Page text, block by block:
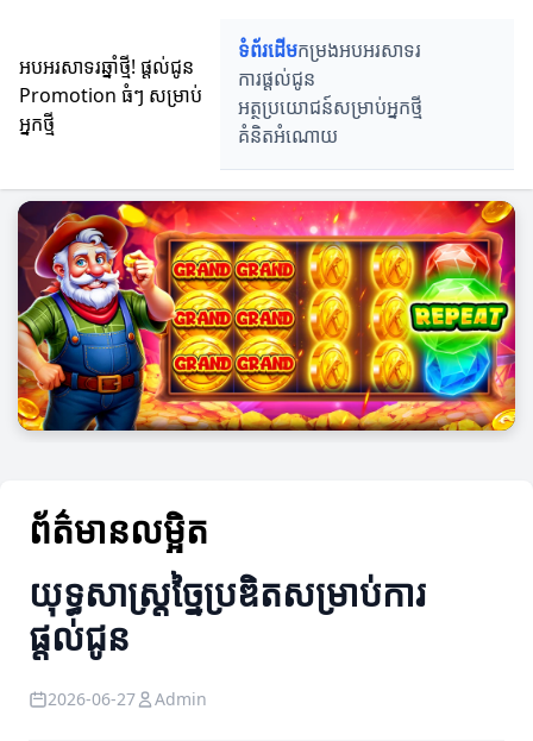
អបអរសាទរឆ្នាំថ្មី! ផ្តល់ជូន
Promotion ធំៗ សម្រាប់
អ្នកថ្មី
ទំព័រដើមកម្រងអបអរសាទរ
ការផ្តល់ជូន
អត្ថប្រយោជន៍សម្រាប់អ្នកថ្មី
គំនិតអំណោយ
ព័ត៌មានលម្អិត
យុទ្ធសាស្ត្រច្នៃប្រឌិតសម្រាប់ការ
ផ្តល់ជូន
2026-06-27 Admin